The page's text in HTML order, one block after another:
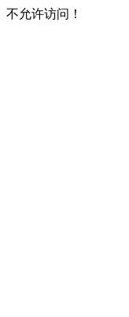
不允许访问！